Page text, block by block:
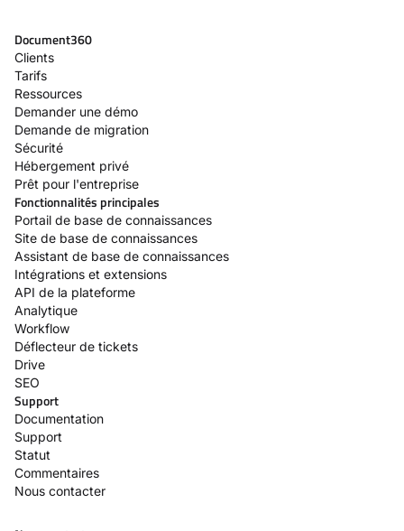
Document360
Clients
Tarifs
Ressources
Demander une démo
Demande de migration
Sécurité
Hébergement privé
Prêt pour l'entreprise
Fonctionnalités principales
Portail de base de connaissances
Site de base de connaissances
Assistant de base de connaissances
Intégrations et extensions
API de la plateforme
Analytique
Workflow
Déflecteur de tickets
Drive
SEO
Support
Documentation
Support
Statut
Commentaires
Nous contacter